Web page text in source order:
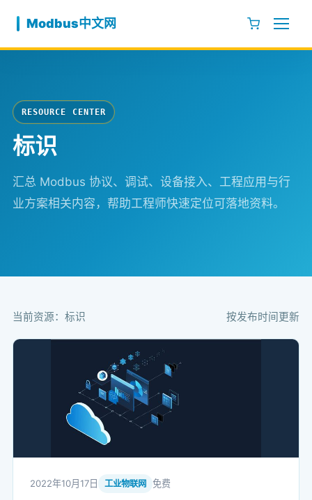
Modbus中文网
RESOURCE CENTER
标识
汇总 Modbus 协议、调试、设备接入、工程应用与行
业方案相关内容，帮助工程师快速定位可落地资料。
当前资源：标识 按发布时间更新
2022年10月17日 工业物联网 免费